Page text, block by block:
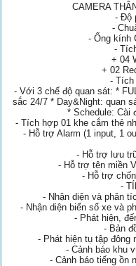
CAMERA
- Độ
-
- Ống kính
-
+ 04
+ 02
- Tích
- Với 3 chế độ quan sát: *
sắc 24/7 * Day&Night: quan
* Schedule: Cài
- Tích hợp 01 khe cắm thẻ
- Hỗ trợ Alarm (1 input, 1
- Hỗ trợ lưu
- Hỗ trợ tên miền
- Hỗ trợ
-
- Nhận diện và phân
- Nhận diện biển số xe và
- Phát hiện,
- Bản
- Phát hiện tụ tập đông
- Cảnh báo khu
- Cảnh báo tiếng ồn